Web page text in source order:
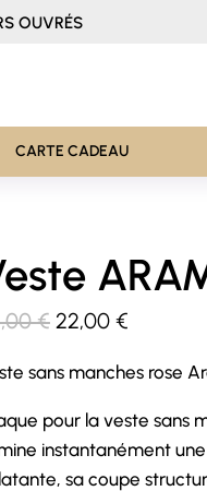
OUVRÉS
CARTE CADEAU
€ Le
initial
était :
44,00 €.
22,00 €Le
actuel
est :
22,00 €.
sans manches rose
pour la veste sans
instantanément
sa coupe